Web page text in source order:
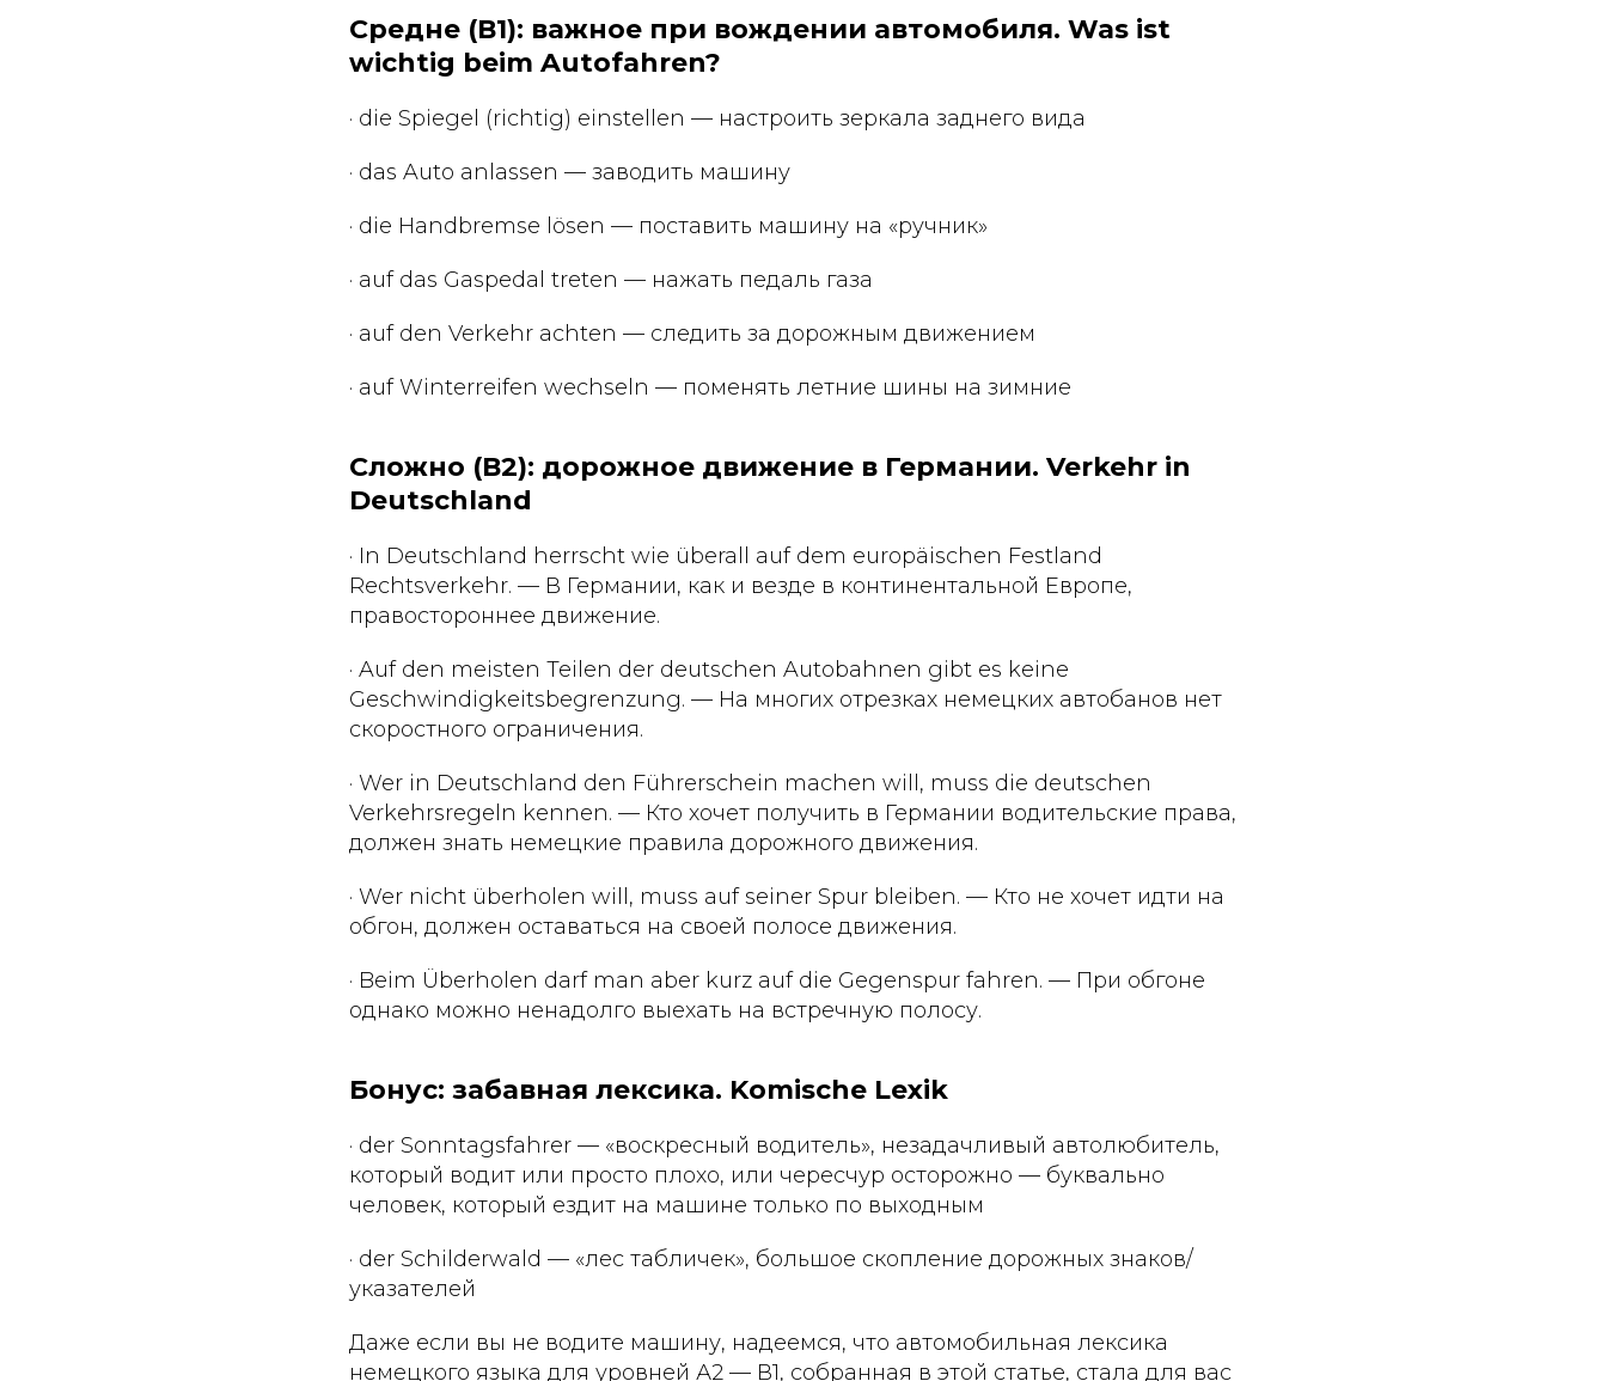
Средне (В1): важное при вождении автомобиля. Was ist
wichtig beim Autofahren?
· die Spiegel (richtig) einstellen — настроить зеркала заднего вида
· das Auto anlassen — заводить машину
· die Handbremse lösen — поставить машину на «ручник»
· auf das Gaspedal treten — нажать педаль газа
· auf den Verkehr achten — следить за дорожным движением
· auf Winterreifen wechseln — поменять летние шины на зимние
Сложно (В2): дорожное движение в Германии. Verkehr in
Deutschland
· In Deutschland herrscht wie überall auf dem europäischen Festland
Rechtsverkehr. — В Германии, как и везде в континентальной Европе,
правостороннее движение.
· Auf den meisten Teilen der deutschen Autobahnen gibt es keine
Geschwindigkeitsbegrenzung. — На многих отрезках немецких автобанов нет
скоростного ограничения.
· Wer in Deutschland den Führerschein machen will, muss die deutschen
Verkehrsregeln kennen. — Кто хочет получить в Германии водительские права,
должен знать немецкие правила дорожного движения.
· Wer nicht überholen will, muss auf seiner Spur bleiben. — Кто не хочет идти на
обгон, должен оставаться на своей полосе движения.
· Beim Überholen darf man aber kurz auf die Gegenspur fahren. — При обгоне
однако можно ненадолго выехать на встречную полосу.
Бонус: забавная лексика. Komische Lexik
· der Sonntagsfahrer — «воскресный водитель», незадачливый автолюбитель,
который водит или просто плохо, или чересчур осторожно — буквально
человек, который ездит на машине только по выходным
· der Schilderwald — «лес табличек», большое скопление дорожных знаков/
указателей
Даже если вы не водите машину, надеемся, что автомобильная лексика
немецкого языка для уровней А2 — В1, собранная в этой статье, стала для вас